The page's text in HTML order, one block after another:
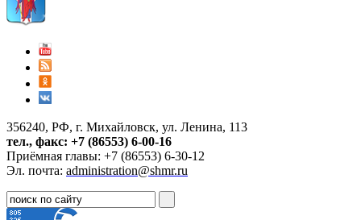
356240, РФ, г. Михайловск, ул. Ленина, 113
тел., факс: +7 (86553) 6-00-16
Приёмная главы: +7 (86553) 6-30-12
Эл. почта: administration@shmr.ru